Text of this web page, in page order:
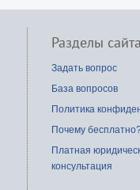
Разделы
Задать вопрос
База вопросов
Политика
Почему
Платная
консультация